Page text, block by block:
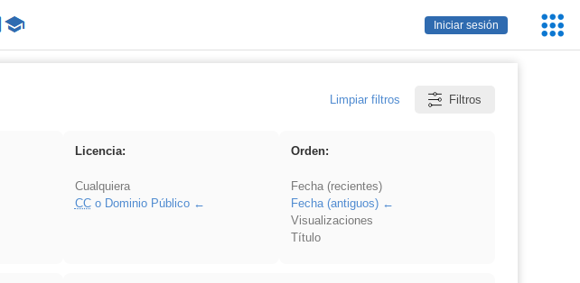
Iniciar sesión
Limpiar filtros Filtros
Licencia:
Cualquiera
CCo Dominio Público
Orden:
Fecha (recientes)
Fecha (antiguos)
Visualizaciones
Título